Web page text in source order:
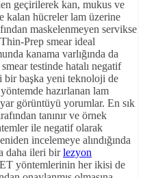
geçirilerek kan, mukus ve
kalan hücreler lam üzerine
maskelenmeyen servikse
Prep smear ideal
kanama varlığında da
testinde hatalı negatif
bir başka yeni teknoloji de
hazırlanan lam
görüntüyü yorumlar. En sık
tanınır ve örnek
ile negatif olarak
incelemeye alındığında
daha ileri birlezyon
yöntemlerinin her ikisi de